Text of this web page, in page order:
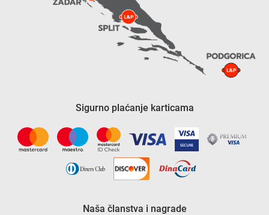
Sigurno plaćanje karticama
Naša članstva i nagrade